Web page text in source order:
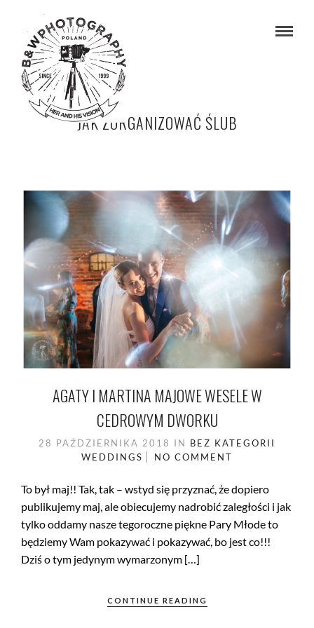
JAK ZORGANIZOWAĆ ŚLUB
AGATY I MARTINA MAJOWE WESELE W
CEDROWYM DWORKU
28 PAŹDZIERNIKA 2018 IN BEZ KATEGORII
WEDDINGS
NO COMMENT
To był maj!! Tak, tak – wstyd się przyznać, że dopiero
publikujemy maj, ale obiecujemy nadrobić zaległości i jak
tylko oddamy nasze tegoroczne piękne Pary Młode to
będziemy Wam pokazywać i pokazywać, bo jest co!!!
Dziś o tym jedynym wymarzonym […]
CONTINUE READING